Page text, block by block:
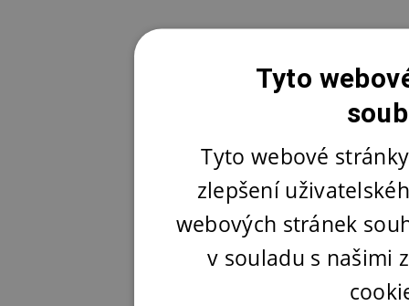
Tyto
Tyto webové
zlepšení
webových stránek
v souladu s našimi